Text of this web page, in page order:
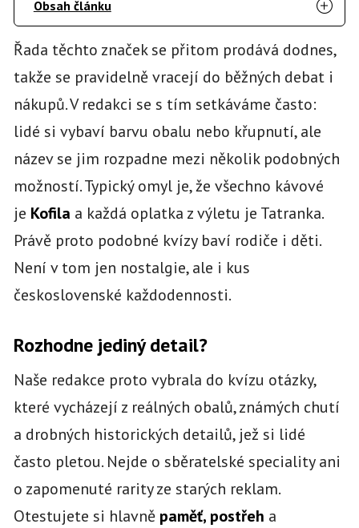
Obsah článku
Řada těchto značek se přitom prodává dodnes,
takže se pravidelně vracejí do běžných debat i
nákupů. V redakci se s tím setkáváme často:
lidé si vybaví barvu obalu nebo křupnutí, ale
název se jim rozpadne mezi několik podobných
možností. Typický omyl je, že všechno kávové
je Kofila a každá oplatka z výletu je Tatranka.
Právě proto podobné kvízy baví rodiče i děti.
Není v tom jen nostalgie, ale i kus
československé každodennosti.
Rozhodne jediný detail?
Naše redakce proto vybrala do kvízu otázky,
které vycházejí z reálných obalů, známých chutí
a drobných historických detailů, jež si lidé
často pletou. Nejde o sběratelské speciality ani
o zapomenuté rarity ze starých reklam.
Otestujete si hlavně paměť, postřeh a